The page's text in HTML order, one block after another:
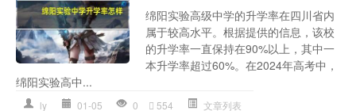
绵阳实验高级中学的升学率在四川省内
属于较高水平。根据提供的信息，该校
的升学率一直保持在90%以上，其中一
本升学率超过60%。在2024年高考中，
绵阳实验高中...
ly 01-05 0 554 文章列表